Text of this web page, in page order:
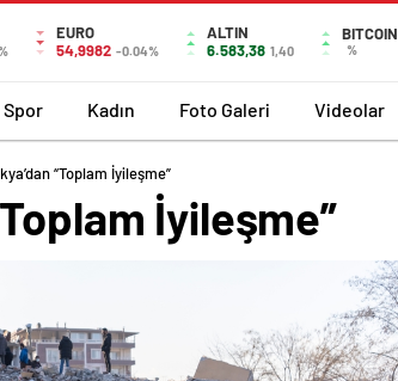
EURO
54,9982 -0.04%
ALTIN
6.583,38 1,40
BITCOIN
%
Spor Kadın Foto Galeri Videolar
“Toplam İyileşme”
İyileşme”